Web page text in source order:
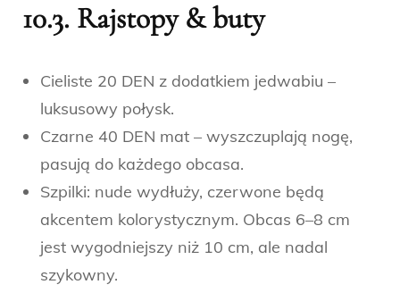
10.3. Rajstopy & buty
Cieliste 20 DEN z dodatkiem jedwabiu –
luksusowy połysk.
Czarne 40 DEN mat – wyszczuplają nogę,
pasują do każdego obcasa.
Szpilki: nude wydłuży, czerwone będą
akcentem kolorystycznym. Obcas 6–8 cm
jest wygodniejszy niż 10 cm, ale nadal
szykowny.